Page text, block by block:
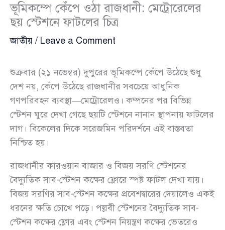
ভূমিকম্পে কেঁপে ওঠা রাজধানী: মেট্রোরেলের
ছয় স্টেশনে ফাটলের চিত্র
জাতীয় / Leave a Comment
শুক্রবার (২১ নভেম্বর) দুপুরের ভূমিকম্পে কেঁপে উঠেছে শুধু
দেশ নয়, কেঁপে উঠেছে রাজধানীর সবচেয়ে আধুনিক
গণপরিবহন ব্যবস্থা—মেট্রোরেলও। কম্পনের পর বিভিন্ন
স্টেশন ঘুরে দেখা গেছে ছয়টি স্টেশনে নানান স্থাপনায় ফাটলের
দাগ। বিকেলের দিকে সরেজমিন পরিদর্শনে এই বাস্তবতা
নিশ্চিত হয়।
রাজধানীর কারওয়ান বাজার ও বিজয় সরণি স্টেশনের
বৈদ্যুতিক সাব-স্টেশন কক্ষের ফ্লোরে স্পষ্ট ফাটল দেখা যায়।
বিজয় সরণির সাব-স্টেশন কক্ষের প্রবেশদ্বারের দেয়ালেও একই
ধরনের ক্ষতি চোখে পড়ে। পল্লবী স্টেশনের বৈদ্যুতিক সাব-
স্টেশন কক্ষের ফ্লোর এবং স্টেশন নিয়ন্ত্রণ কক্ষের ভেতরেও